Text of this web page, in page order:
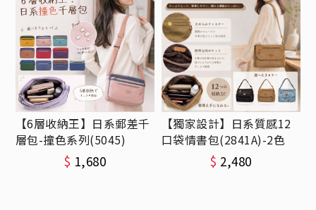
【6層收納王】日系郵差千
層包-撞色系列(5045)
$ 1,680
【獨家設計】日系質感12
口袋情書包(2841A)-2色
$ 2,480